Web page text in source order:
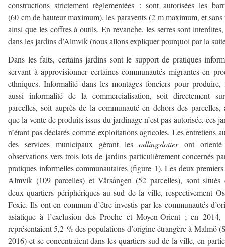
constructions strictement règlementées : sont autorisées les
(60 cm de hauteur maximum), les paravents (2 m maximum, et
ainsi que les coffres à outils. En revanche, les serres sont
dans les jardins d’Almvik (nous allons expliquer pourquoi par la
Dans les faits, certains jardins sont le support de pratiques
servant à approvisionner certaines communautés migrantes en
ethniques. Informalité dans les montages fonciers pour produire,
aussi informalité de la commercialisation, soit directement
parcelles, soit auprès de la communauté en dehors des parcelles,
que la vente de produits issus du jardinage n’est pas autorisée, ces
n’étant pas déclarés comme exploitations agricoles. Les entretiens
des services municipaux gérant lesodlingslotteront orienté
observations vers trois lots de jardins particulièrement concernés
pratiques informelles communautaires (figure 1). Les deux
Almvik (109 parcelles) et Vårsången (52 parcelles), sont situés
deux quartiers périphériques au sud de la ville, respectivement
Foxie. Ils ont en commun d’être investis par les communautés
asiatique à l’exclusion des Proche et Moyen-Orient ; en 2014,
représentaient 5,2 % des populations d’origine étrangère à Malmö
2016) et se concentraient dans les quartiers sud de la ville, en